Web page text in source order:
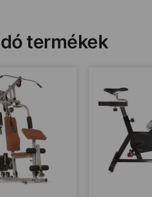
termékek